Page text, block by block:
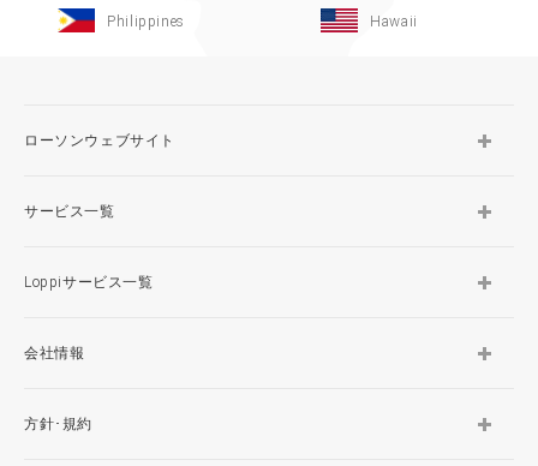
Philippines Hawaii
ローソンウェブサイト
サービス一覧
Loppiサービス一覧
会社情報
方針･規約